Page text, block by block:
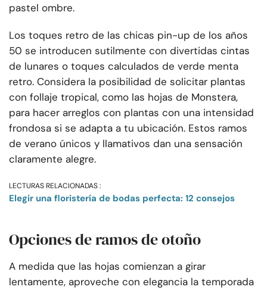
pastel ombre.
Los toques retro de las chicas pin-up de los años
50 se introducen sutilmente con divertidas cintas
de lunares o toques calculados de verde menta
retro. Considera la posibilidad de solicitar plantas
con follaje tropical, como las hojas de Monstera,
para hacer arreglos con plantas con una intensidad
frondosa si se adapta a tu ubicación. Estos ramos
de verano únicos y llamativos dan una sensación
claramente alegre.
LECTURAS RELACIONADAS :
Elegir una floristería de bodas perfecta: 12 consejos
Opciones de ramos de otoño
A medida que las hojas comienzan a girar
lentamente, aproveche con elegancia la temporada